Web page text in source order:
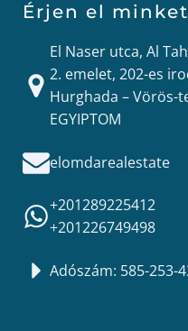
Érjen el minket
El Naser utca, Al
2. emelet, 202-es
Hurghada – Vörös-
EGYIPTOM
elomdarealestate
+201289225412
+201226749498
Adószám: 585-253-